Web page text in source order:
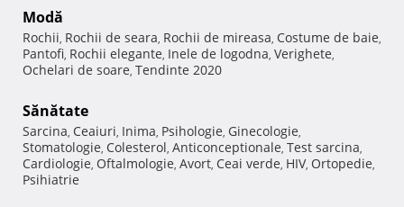
Modă
Rochii, Rochii de seara, Rochii de mireasa, Costume de baie,
Pantofi, Rochii elegante, Inele de logodna, Verighete,
Ochelari de soare, Tendinte 2020
Sănătate
Sarcina, Ceaiuri, Inima, Psihologie, Ginecologie,
Stomatologie, Colesterol, Anticonceptionale, Test sarcina,
Cardiologie, Oftalmologie, Avort, Ceai verde, HIV, Ortopedie,
Psihiatrie